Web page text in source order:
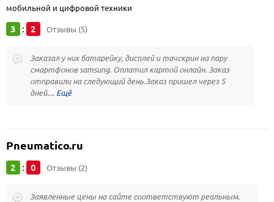
мобильной и цифровой техники
3 : 2 Отзывы (5)
Заказал у них батарейку, дисплей и тачскрин на пару
смартфонов samsung. Оплатил картой онлайн. Заказ
отправили на следующий день.Заказ пришел через 5
дней....
Pneumatico.ru
2 : 0 Отзывы (2)
Заявленные цены на сайте соответствуют реальным.